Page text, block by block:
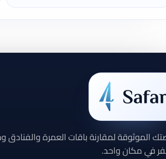
الموثوقة لمقارنة باقات العمرة والفنادق
في مكان واحد.